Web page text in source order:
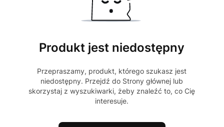
Produkt jest niedostępny
Przepraszamy, produkt, którego szukasz jest
niedostępny. Przejdź do Strony głównej lub
skorzystaj z wyszukiwarki, żeby znaleźć to, co Cię
interesuje.